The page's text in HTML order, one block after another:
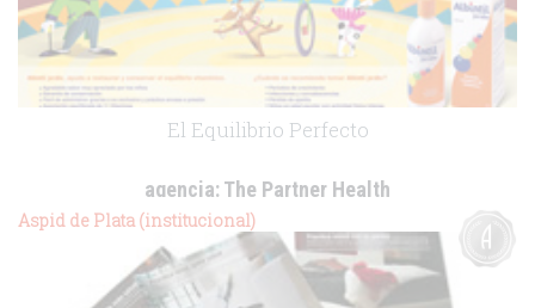
El Equilibrio Perfecto
agencia:The Partner Health
cliente:Solvay Pharma
Aspid de Plata (institucional)